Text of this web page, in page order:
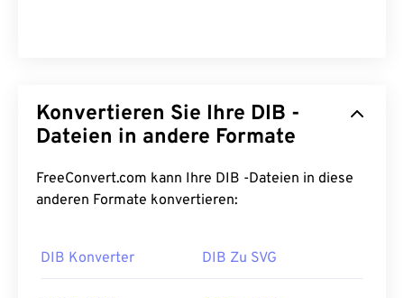
Konvertieren Sie Ihre DIB -
Dateien in andere Formate
FreeConvert.com kann Ihre DIB -Dateien in diese
anderen Formate konvertieren:
DIB Konverter DIB Zu SVG